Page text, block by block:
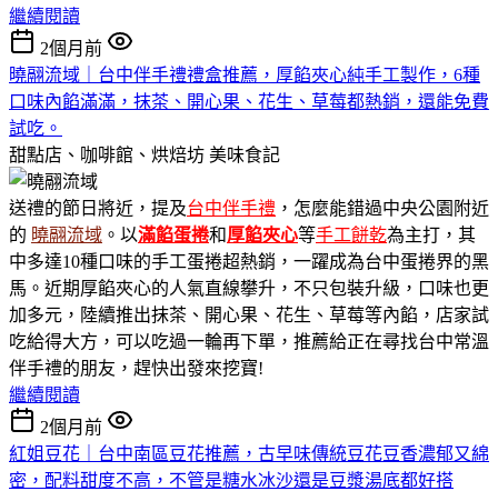
繼續閱讀
2個月前
曉翮流域｜台中伴手禮禮盒推薦，厚餡夾心純手工製作，6種
口味內餡滿滿，抹茶、開心果、花生、草莓都熱銷，還能免費
試吃。
甜點店、咖啡館、烘焙坊 美味食記
送禮的節日將近，提及台中伴手禮 ，怎麼能錯過中央公園附近
的 曉翮流域 。以滿餡蛋捲和厚餡夾心等手工餅乾為主打，其
中多達10種口味的手工蛋捲超熱銷，一躍成為台中蛋捲界的黑
馬。近期厚餡夾心的人氣直線攀升，不只包裝升級，口味也更
加多元，陸續推出抹茶、開心果、花生、草莓等內餡，店家試
吃給得大方，可以吃過一輪再下單，推薦給正在尋找台中常溫
伴手禮的朋友，趕快出發來挖寶!
繼續閱讀
2個月前
紅姐豆花｜台中南區豆花推薦，古早味傳統豆花豆香濃郁又綿
密，配料甜度不高，不管是糖水冰沙還是豆漿湯底都好搭